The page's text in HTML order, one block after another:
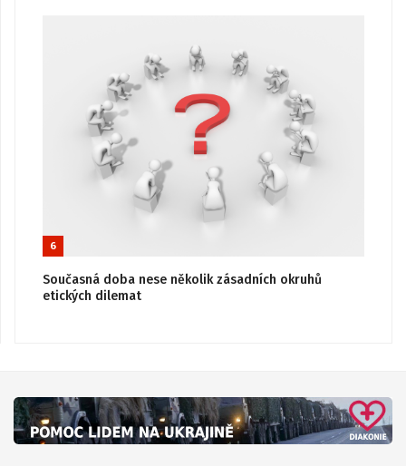
6
Současná doba nese několik zásadních okruhů
etických dilemat